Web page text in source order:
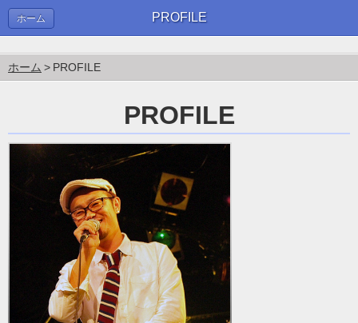
PROFILE
ホーム
ホーム PROFILE
PROFILE